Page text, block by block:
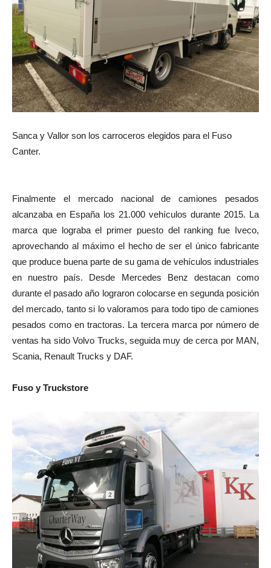
Sanca y Vallor son los carroceros elegidos para el Fuso
Canter.
Finalmente el mercado nacional de camiones pesados
alcanzaba en España los 21.000 vehículos durante 2015. La
marca que lograba el primer puesto del ranking fue Iveco,
aprovechando al máximo el hecho de ser el único fabricante
que produce buena parte de su gama de vehículos industriales
en nuestro país. Desde Mercedes Benz destacan como
durante el pasado año lograron colocarse en segunda posición
del mercado, tanto si lo valoramos para todo tipo de camiones
pesados como en tractoras. La tercera marca por número de
ventas ha sido Volvo Trucks, seguida muy de cerca por MAN,
Scania, Renault Trucks y DAF.
Fuso y Truckstore